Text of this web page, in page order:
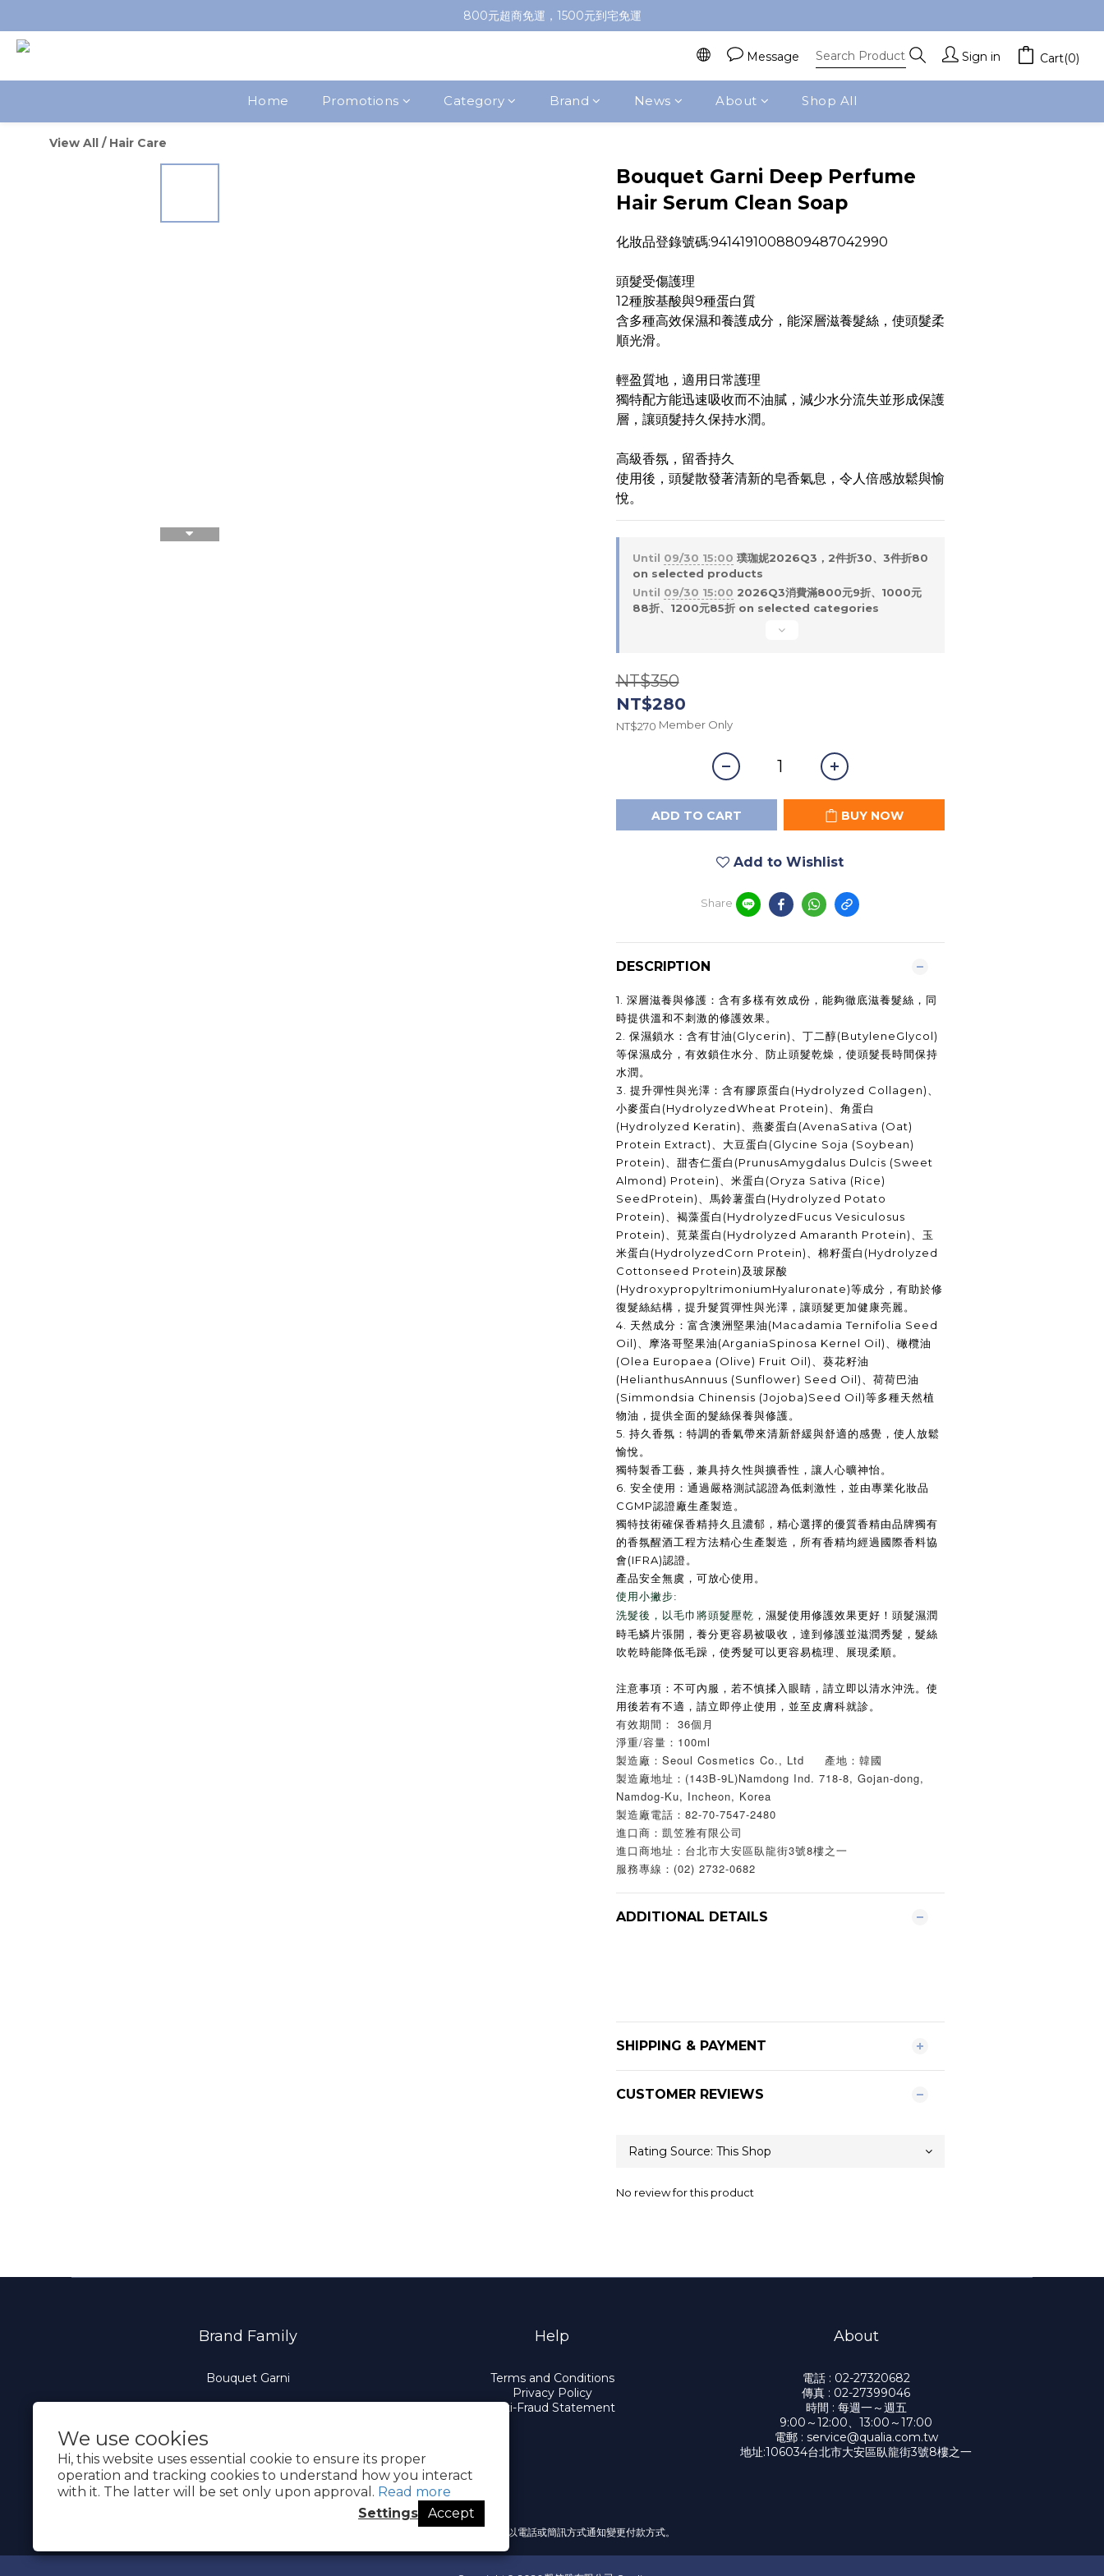
We use cookies
Hi, this website uses essential cookie to ensure its proper
operation and tracking cookies to understand how you interact
with it. The latter will be set only upon approval. Read more
Settings
Accept
加入會員即送100元購物金，推薦好友，再送購物金
800元超商免運，1500元到宅免運
Message Sign in Cart(0)
Home Promotions Category Brand News About Shop All
View All / Hair Care
Bouquet Garni Deep Perfume
Hair Serum Clean Soap
化妝品登錄號碼:9414191008809487042990
頭髮受傷護理
12種胺基酸與9種蛋白質
含多種高效保濕和養護成分，能深層滋養髮絲，使頭髮柔
順光滑。
輕盈質地，適用日常護理
獨特配方能迅速吸收而不油膩，減少水分流失並形成保護
層，讓頭髮持久保持水潤。
高級香氛，留香持久
使用後，頭髮散發著清新的皂香氣息，令人倍感放鬆與愉
悅。
Until 09/30 15:00 璞珈妮2026Q3，2件折30、3件折80
on selected products
Until 09/30 15:00 2026Q3消費滿800元9折、1000元
88折、1200元85折 on selected categories
NT$350
NT$280
NT$270 Member Only
ADD TO CART BUY NOW
Add to Wishlist
Share
DESCRIPTION
1. 深層滋養與修護：含有多樣有效成份，能夠徹底滋養髮絲，同
時提供溫和不刺激的修護效果。
2. 保濕鎖水：含有甘油(Glycerin) 、丁二醇(ButyleneGlycol)
等保濕成分，有效鎖住水分、防止頭髮乾燥，使頭髮長時間保持
水潤。
3. 提升彈性與光澤：含有膠原蛋白 (Hydrolyzed Collagen)
小麥蛋白 (HydrolyzedWheat Protein) 、角蛋白
(Hydrolyzed Keratin) 、燕麥蛋白 (AvenaSativa (Oat)
Protein Extract) 、大豆蛋白 (Glycine Soja (Soybean)
Protein) 、甜杏仁蛋白 (PrunusAmygdalus Dulcis (Sweet
Almond) Protein) 、米蛋白 (Oryza Sativa (Rice)
SeedProtein) 、馬鈴薯蛋白 (Hydrolyzed Potato
Protein) 、褐藻蛋白 (HydrolyzedFucus Vesiculosus
Protein) 、莧菜蛋白 (Hydrolyzed Amaranth Protein) 、玉
米蛋白 (HydrolyzedCorn Protein) 、棉籽蛋白 (Hydrolyzed
Cottonseed Protein)及玻尿酸
(HydroxypropyltrimoniumHyaluronate)等成分，有助於修
復髮絲結構，提升髮質彈性與光澤，讓頭髮更加健康亮麗。
4. 天然成分：富含澳洲堅果油(Macadamia Ternifolia Seed
Oil) 、摩洛哥堅果油(ArganiaSpinosa Kernel Oil) 、橄欖油
(Olea Europaea (Olive) Fruit Oil) 、葵花籽油
(HelianthusAnnuus (Sunflower) Seed Oil) 、荷荷巴油
(Simmondsia Chinensis (Jojoba)Seed Oil)等多種天然植
物油，提供全面的髮絲保養與修護。
5. 持久香氛：特調的香氣帶來清新舒緩與舒適的感覺，使人放鬆
愉悅。
獨特製香工藝，兼具持久性與擴香性，讓人心曠神怡。
6. 安全使用：通過嚴格測試認證為低刺激性，並由專業化妝品
CGMP認證廠生產製造。
獨特技術確保香精持久且濃郁，精心選擇的優質香精由品牌獨有
的香氛醒酒工程方法精心生產製造，所有香精均經過國際香料協
會(IFRA)認證。
產品安全無虞，可放心使用。
使用小撇步:
洗髮後，以毛巾將頭髮壓乾 ，濕髮使用修護效果更好！頭髮濕潤
時毛鱗片張開，養分更容易被吸收，達到修護並滋潤秀髮，髮絲
吹乾時能降低毛躁，使秀髮可以更容易梳理、展現柔順。
注意事項：不可內服，若不慎揉入眼睛，請立即以清水沖洗。使
用後若有不適，請立即停止使用，並至皮膚科就診。
有效期間： 36個月
淨重/容量：100ml
製造廠：Seoul Cosmetics Co., Ltd 產地：韓國
製造廠地址：(143B-9L)Namdong Ind. 718-8, Gojan-dong,
Namdog-Ku, Incheon, Korea
製造廠電話：82-70-7547-2480
進口商：凱笠雅有限公司
進口商地址：台北市大安區臥龍街3號8樓之一
服務專線：(02) 2732-0682
ADDITIONAL DETAILS
SHIPPING & PAYMENT
CUSTOMER REVIEWS
No review for this product
Brand Family
Bouquet Garni
Help
Terms and Conditions
Privacy Policy
Anti-Fraud Statement
About
電話 : 02-27320682
傳真 : 02-27399046
時間 : 每週一～週五
9:00～12:00、13:00～17:00
電郵 : service@qualia.com.tw
地址:106034台北市大安區臥龍街3號8樓之一
提醒您，我們不會以電話或簡訊方式通知變更付款方式。